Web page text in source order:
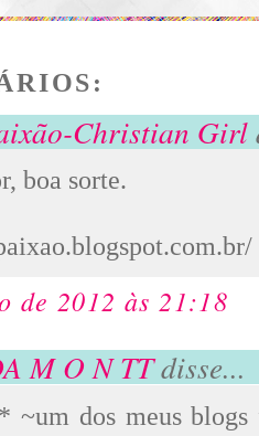
Christian Girl
boa sorte.
de 2012 às 21:18
M O N TTdisse...
dos meus blogs